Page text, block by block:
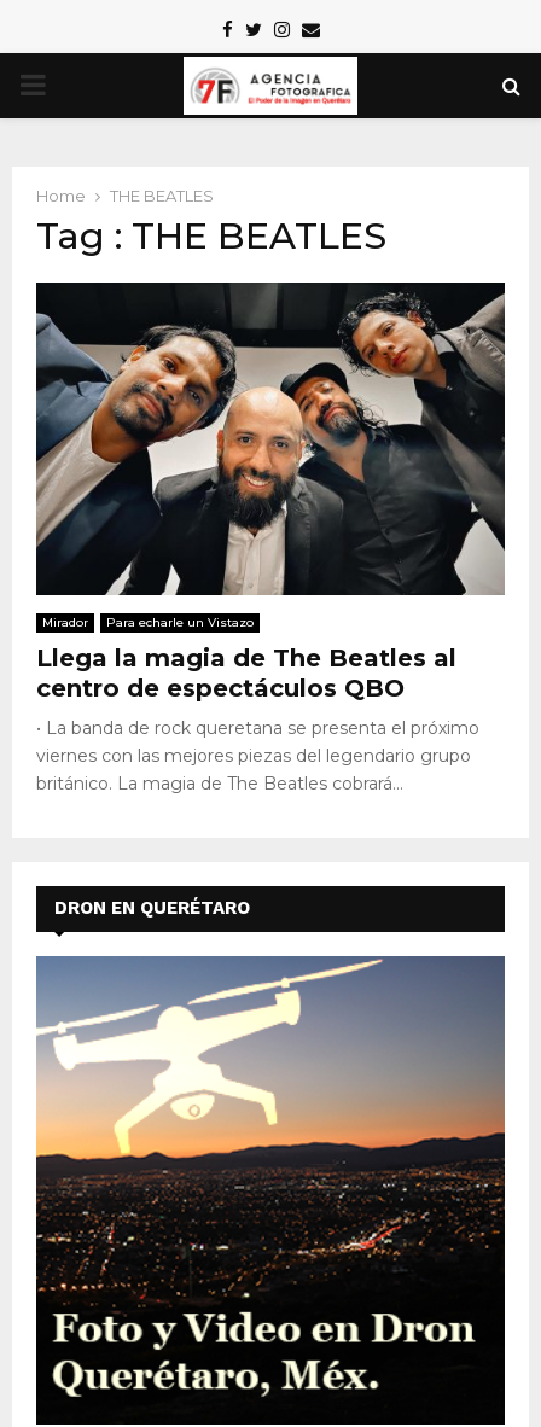
Facebook
TwitterInstagram
Email
PRIMARY
Home THE BEATLES
Tag : THE BEATLES
Mirador Para echarle un Vistazo
Llega la magia de The Beatles al
centro de espectáculos QBO
• La banda de rock queretana se presenta el próximo
viernes con las mejores piezas del legendario grupo
británico. La magia de The Beatles cobrará...
DRON EN QUERÉTARO